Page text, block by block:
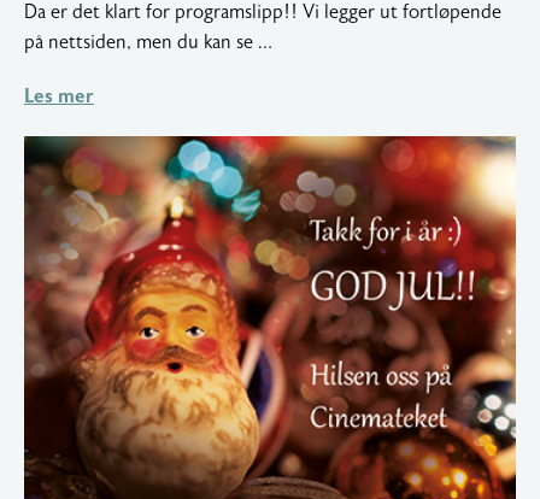
2026
Da er det klart for programslipp!! Vi legger ut fortløpende
på nettsiden, men du kan se …
Les mer